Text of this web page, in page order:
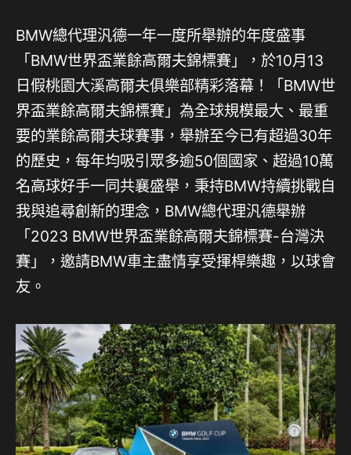
BMW總代理汎德一年一度所舉辦的年度盛事
「BMW世界盃業餘高爾夫錦標賽」，於10月13
日假桃園大溪高爾夫俱樂部精彩落幕！「BMW世
界盃業餘高爾夫錦標賽」為全球規模最大、最重
要的業餘高爾夫球賽事，舉辦至今已有超過30年
的歷史，每年均吸引眾多逾50個國家、超過10萬
名高球好手一同共襄盛舉，秉持BMW持續挑戰自
我與追尋創新的理念，BMW總代理汎德舉辦
「2023 BMW世界盃業餘高爾夫錦標賽-台灣決
賽」，邀請BMW車主盡情享受揮桿樂趣，以球會
友。